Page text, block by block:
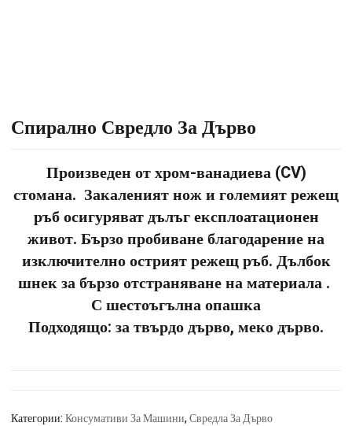
Спирално Свредло За Дърво
Произведен отхром-ванадиева (CV)
стомана. Закаленият нож и големият режещ
ръб осигуряват дълъг експлоатационен
живот. Бързо пробиване благодарение на
изключително острият режещ ръб. Дълбок
шнекза бързо отстраняване на материала .
С шестоъгълна опашка
Подходящо: за твърдо дърво, меко дърво.
Категории:Консумативи За Машини,Свредла За Дърво